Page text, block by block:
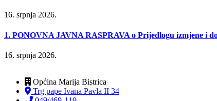
16. srpnja 2026.
1. PONOVNA JAVNA RASPRAVA o Prijedlogu izmjene i
16. srpnja 2026.
Općina Marija Bistrica
Trg pape Ivana Pavla II 34